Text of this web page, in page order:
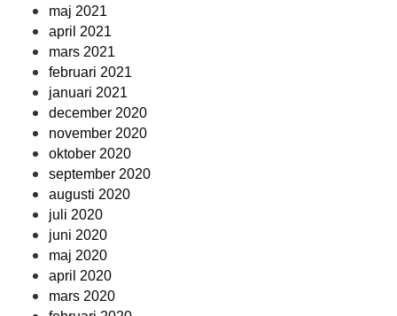
maj 2021
april 2021
mars 2021
februari 2021
januari 2021
december 2020
november 2020
oktober 2020
september 2020
augusti 2020
juli 2020
juni 2020
maj 2020
april 2020
mars 2020